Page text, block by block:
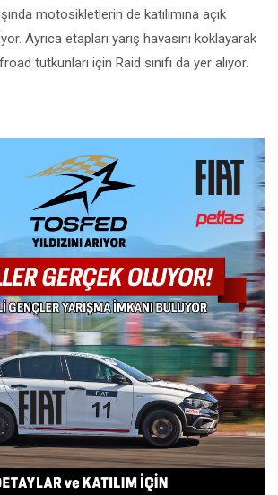
motosikletlerin de katılımına açık
Ayrıca etapları yarış havasını koklayarak
tutkunları için Raid sınıfı da yer alıyor.